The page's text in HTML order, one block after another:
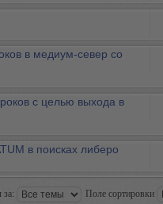
в медиум-север со
с целью выхода в
в поисках либеро
за: Поле сортировки